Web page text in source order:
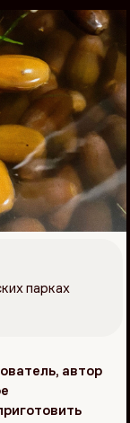
парках
автор